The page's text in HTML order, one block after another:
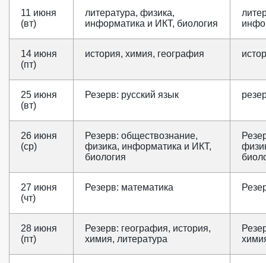
11 июня
(вт)
литература, физика,
информатика и ИКТ, биология
14 июня
(пт)
история, химия, география
25 июня
(вт)
Резерв: русский язык
26 июня
(ср)
Резерв: обществознание,
физика, информатика и ИКТ,
биология
27 июня
(чт)
Резерв: математика
28 июня
(пт)
Резерв: география, история,
химия, литература